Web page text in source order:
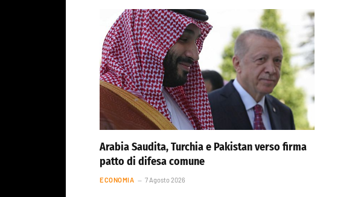
Arabia Saudita, Turchia e Pakistan verso firma
patto di difesa comune
ECONOMIA 7 Agosto 2026